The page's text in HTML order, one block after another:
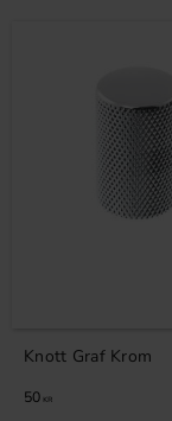
Knott Graf Krom
50 KR